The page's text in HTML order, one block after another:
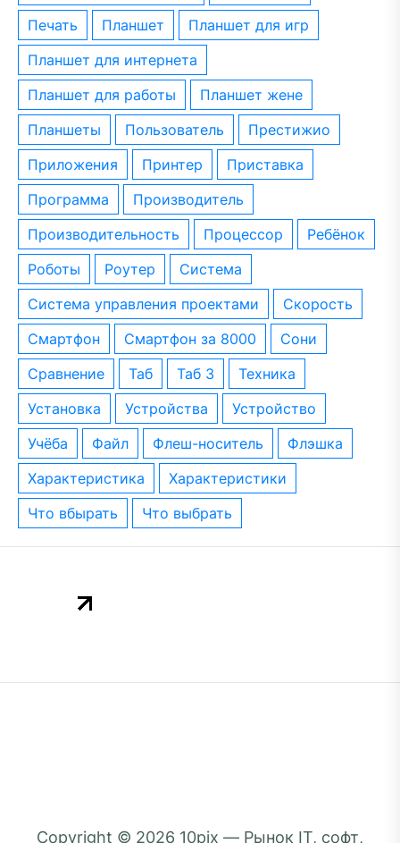
печать
планшет
планшет для игр
планшет для интернета
планшет для работы
планшет жене
планшеты
пользователь
престижио
приложения
принтер
приставка
программа
производитель
производительность
процессор
ребёнок
роботы
роутер
система
система управления проектами
скорость
смартфон
смартфон за 8000
сони
сравнение
таб таб 3
техника
установка
устройства
устройство
учёба
файл флеш-носитель
флэшка
характеристика
характеристики
что вбырать
что выбрать
Copyright © 2026 10pix — Рынок IT, софт,